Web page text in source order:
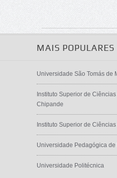
MAIS POPULARES
Universidade São Tomás de
Instituto Superior de
Chipande
Instituto Superior de
Universidade Pedagógica de
Universidade Politécnica